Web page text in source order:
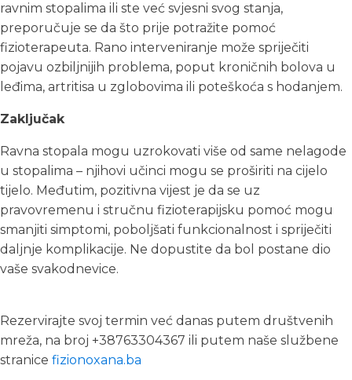
ravnim stopalima ili ste već svjesni svog stanja,
preporučuje se da što prije potražite pomoć
fizioterapeuta. Rano interveniranje može spriječiti
pojavu ozbiljnijih problema, poput kroničnih bolova u
leđima, artritisa u zglobovima ili poteškoća s hodanjem.
Zaključak
Ravna stopala mogu uzrokovati više od same nelagode
u stopalima – njihovi učinci mogu se proširiti na cijelo
tijelo. Međutim, pozitivna vijest je da se uz
pravovremenu i stručnu fizioterapijsku pomoć mogu
smanjiti simptomi, poboljšati funkcionalnost i spriječiti
daljnje komplikacije. Ne dopustite da bol postane dio
vaše svakodnevice.
Rezervirajte svoj termin već danas putem društvenih
mreža, na broj +38763304367 ili putem naše službene
stranice fizionoxana.ba